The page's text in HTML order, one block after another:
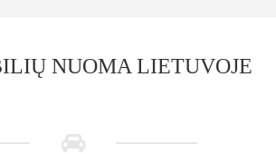
NUOMA LIETUVOJE